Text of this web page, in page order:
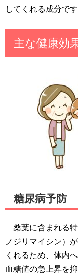
してくれる成分です
主な健康効
糖尿病予防
桑葉に含まれる
ノジリマイシン）
くれるため、体内
血糖値の急上昇を